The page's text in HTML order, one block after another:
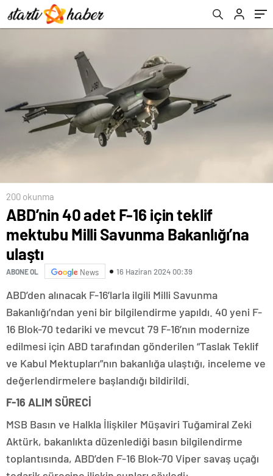
200 okunma
ABD’nin 40 adet F-16 için teklif
mektubu Milli Savunma Bakanlığı’na
ulaştı
ABONE OL News 16 Haziran 2024 00:39
ABD’den alınacak F-16’larla ilgili Milli Savunma
Bakanlığı’ndan yeni bir bilgilendirme yapıldı. 40 yeni F-
16 Blok-70 tedariki ve mevcut 79 F-16’nın modernize
edilmesi için ABD tarafından gönderilen “Taslak Teklif
ve Kabul Mektupları”nın bakanlığa ulaştığı, inceleme ve
değerlendirmelere başlandığı bildirildi.
F-16 ALIM SÜRECİ
MSB Basın ve Halkla İlişkiler Müşaviri Tuğamiral Zeki
Aktürk, bakanlıkta düzenlediği basın bilgilendirme
toplantısında, ABD’den F-16 Blok-70 Viper savaş uçağı